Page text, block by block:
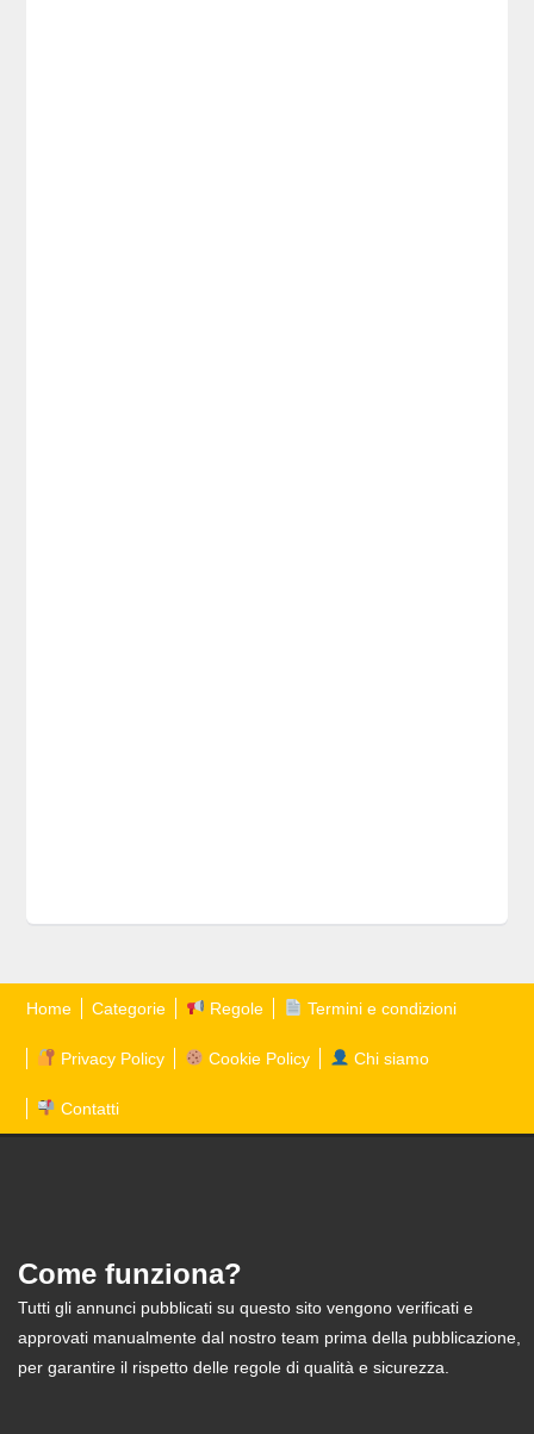
Home Categorie Regole Termini e condizioni
Privacy Policy Cookie Policy Chi siamo
Contatti
Come funziona?
Tutti gli annunci pubblicati su questo sito vengono verificati e
approvati manualmente dal nostro team prima della pubblicazione,
per garantire il rispetto delle regole di qualità e sicurezza.